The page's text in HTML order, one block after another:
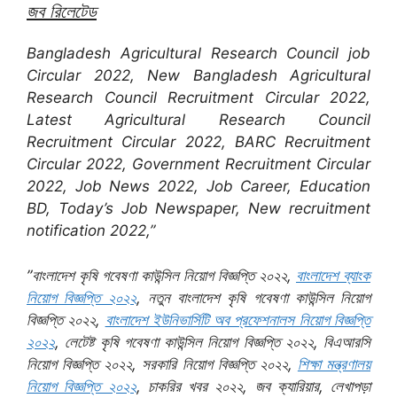
জব রিলেটেড
Bangladesh Agricultural Research Council job
Circular 2022, New Bangladesh Agricultural
Research Council Recruitment Circular 2022,
Latest Agricultural Research Council
Recruitment Circular 2022, BARC Recruitment
Circular 2022, Government Recruitment Circular
2022, Job News 2022, Job Career, Education
BD, Today’s Job Newspaper, New recruitment
notification 2022,”
”বাংলাদেশ কৃষি গবেষণা কাউন্সিল নিয়োগ বিজ্ঞপ্তি ২০২২, বাংলাদেশ ব্যাংক
নিয়োগ বিজ্ঞপ্তি ২০২২, নতুন বাংলাদেশ কৃষি গবেষণা কাউন্সিল নিয়োগ
বিজ্ঞপ্তি ২০২২, বাংলাদেশ ইউনিভার্সিটি অব প্রফেশনালস নিয়োগ বিজ্ঞপ্তি
২০২২, লেটেষ্ট কৃষি গবেষণা কাউন্সিল নিয়োগ বিজ্ঞপ্তি ২০২২, বিএআরসি
নিয়োগ বিজ্ঞপ্তি ২০২২, সরকারি নিয়োগ বিজ্ঞপ্তি ২০২২, শিক্ষা মন্ত্রণালয়
নিয়োগ বিজ্ঞপ্তি ২০২২, চাকরির খবর ২০২২, জব ক্যারিয়ার, লেখাপড়া